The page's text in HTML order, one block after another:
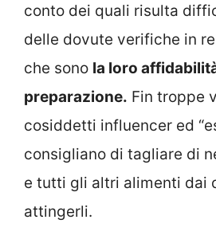
conto dei quali risulta
delle dovute verifiche in
che sono la loro
preparazione. Fin troppe
cosiddetti influencer ed
consigliano di tagliare di
e tutti gli altri alimenti dai
attingerli.